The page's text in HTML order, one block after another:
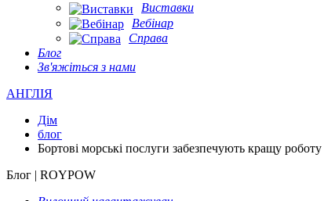
Виставки
Вебінар
Справа
Блог
Зв'яжіться з нами
АНГЛІЯ
Дім
блог
Бортові морські послуги забезпечують кращу
Блог | ROYPOW